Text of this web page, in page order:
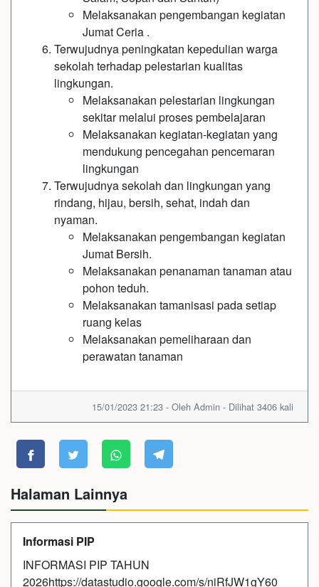
Melaksanakan pengembangan kegiatan
Jumat Ceria .
Terwujudnya peningkatan kepedulian warga
sekolah terhadap pelestarian kualitas
lingkungan.
Melaksanakan pelestarian lingkungan
sekitar melalui proses pembelajaran
Melaksanakan kegiatan-kegiatan yang
mendukung pencegahan pencemaran
lingkungan
Terwujudnya sekolah dan lingkungan yang
rindang, hijau, bersih, sehat, indah dan
nyaman.
Melaksanakan pengembangan kegiatan
Jumat Bersih.
Melaksanakan penanaman tanaman atau
pohon teduh.
Melaksanakan tamanisasi pada setiap
ruang kelas
Melaksanakan pemeliharaan dan
perawatan tanaman
15/01/2023 21:23 - Oleh Admin - Dilihat 3406 kali
Halaman Lainnya
Informasi PIP
INFORMASI PIP TAHUN
2026https://datastudio.google.com/s/niRfJW1gY60